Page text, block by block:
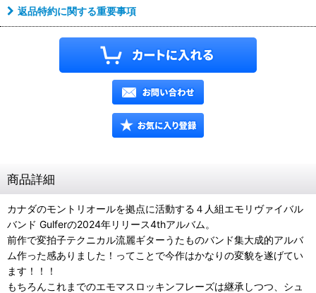
返品特約に関する重要事項
商品詳細
カナダのモントリオールを拠点に活動する４人組エモリヴァイバル
バンド Gulferの2024年リリース4thアルバム。
前作で変拍子テクニカル流麗ギターうたものバンド集大成的アルバ
ム作った感ありました！ってことで今作はかなりの変貌を遂げてい
ます！！！
もちろんこれまでのエモマスロッキンフレーズは継承しつつ、シュ